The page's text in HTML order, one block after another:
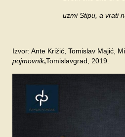
uzmi Stipu, a vrati
Izvor: Ante Križić, Tomislav Majić,
pojmovnik,Tomislavgrad, 2019.